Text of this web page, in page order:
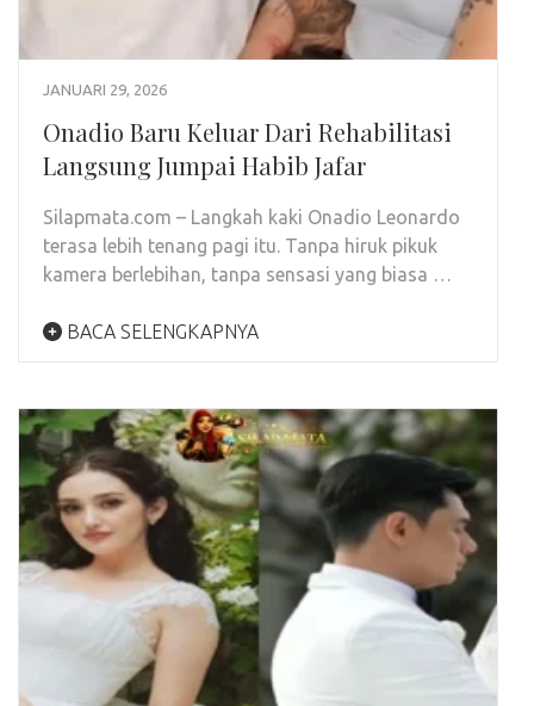
JANUARI 29, 2026
Onadio Baru Keluar Dari Rehabilitasi
Langsung Jumpai Habib Jafar
Silapmata.com – Langkah kaki Onadio Leonardo
terasa lebih tenang pagi itu. Tanpa hiruk pikuk
kamera berlebihan, tanpa sensasi yang biasa …
BACA SELENGKAPNYA